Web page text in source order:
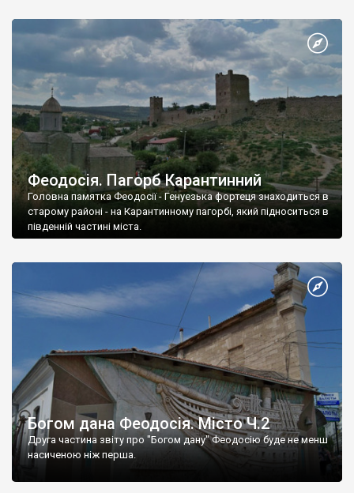
Феодосія. Пагорб Карантинний
Головна памятка Феодосії - Генуезька фортеця знаходиться в
старому районі - на Карантинному пагорбі, який підноситься в
південній частині міста.
Богом дана Феодосія. Місто Ч.2
Друга частина звіту про "Богом дану" Феодосію буде не менш
насиченою ніж перша.